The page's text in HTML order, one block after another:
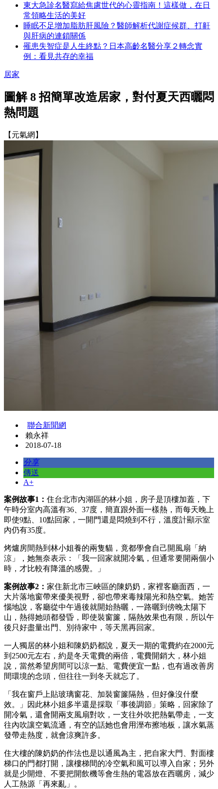
東大急診名醫寫給焦慮世代的心靈指南！這樣做，在日
常領略生活的美好
睡眠不足增加脂肪肝風險？醫師解析代謝症候群、打鼾
與肝病的連鎖關係
罹患失智症是人生終點？日本高齡名醫分享２轉念實
例：看見共存的幸福
居家
圖解 8 招簡單改造居家，對付夏天西曬悶
熱問題
【元氣網】
聯合新聞網
賴永祥
2018-07-18
分享
傳送
A+
案例故事1： 住台北市內湖區的林小姐，房子是頂樓加蓋，下
午時分室內高溫有36、37度，簡直跟外面一樣熱，而每天晚上
即使9點、10點回家，一開門還是悶燒到不行，溫度計顯示室
內仍有35度。
烤爐房間熱到林小姐養的兩隻貓，竟都學會自己開風扇「納
涼」，她無奈表示：「我一回家就開冷氣，但通常要開兩個小
時，才比較有降溫的感覺。」
案例故事2： 家住新北市三峽區的陳奶奶，家裡客廳面西，一
大片落地窗帶來優美視野，卻也帶來毒辣陽光和熱空氣。她苦
惱地說，客廳從中午過後就開始熱曬，一路曬到傍晚太陽下
山，熱得她頭都發昏，即使裝窗簾，隔熱效果也有限，所以午
後只好盡量出門、別待家中，等天黑再回家。
一人獨居的林小姐和陳奶奶都說，夏天一期的電費約在2000元
到2500元左右，約是冬天電費的兩倍，電費開銷大，林小姐
說，當然希望房間可以涼一點、電費便宜一點，也有過改善房
間環境的念頭，但往往一到冬天就忘了。
「我在窗戶上貼玻璃窗花、加裝窗簾隔熱，但好像沒什麼
效。」因此林小姐多半還是採取「事後調節」策略，回家除了
開冷氣，還會開兩支風扇對吹，一支往外吹把熱氣帶走，一支
往內吹讓空氣流通，有空的話她也會用溼布擦地板，讓水氣蒸
發帶走熱度，就會涼爽許多。
住大樓的陳奶奶的作法也是以通風為主，把自家大門、對面樓
梯口的門都打開，讓樓梯間的冷空氣和風可以導入自家；另外
就是少開燈、不要把開飲機等會生熱的電器放在西曬房，減少
人工熱源「再來亂」。